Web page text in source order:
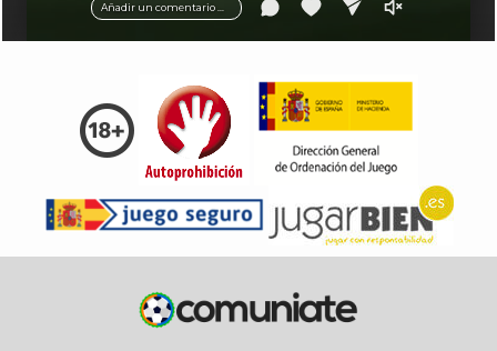
Añadir un comentario ...